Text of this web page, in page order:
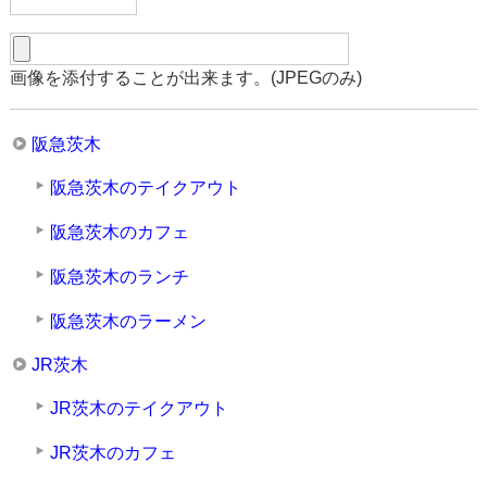
画像を添付することが出来ます。(JPEGのみ)
阪急茨木
阪急茨木のテイクアウト
阪急茨木のカフェ
阪急茨木のランチ
阪急茨木のラーメン
JR茨木
JR茨木のテイクアウト
JR茨木のカフェ